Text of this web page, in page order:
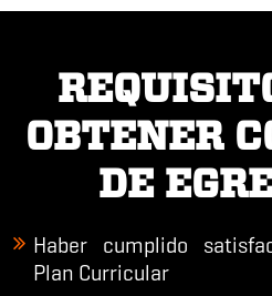
OBTENER
DE
Haber cumplido
Plan Curricular